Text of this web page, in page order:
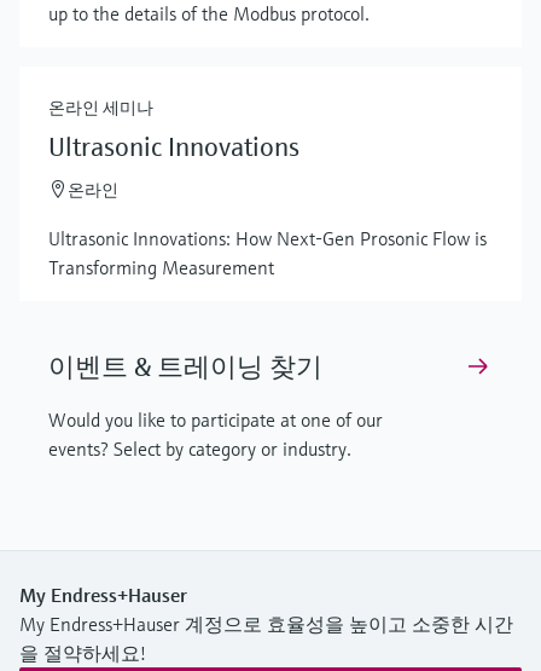
up to the details of the Modbus protocol.
온라인 세미나
Ultrasonic Innovations
온라인
Ultrasonic Innovations: How Next-Gen Prosonic Flow is
Transforming Measurement
이벤트 & 트레이닝 찾기
Would you like to participate at one of our
events? Select by category or industry.
My Endress+Hauser
My Endress+Hauser 계정으로 효율성을 높이고 소중한 시간
을 절약하세요!